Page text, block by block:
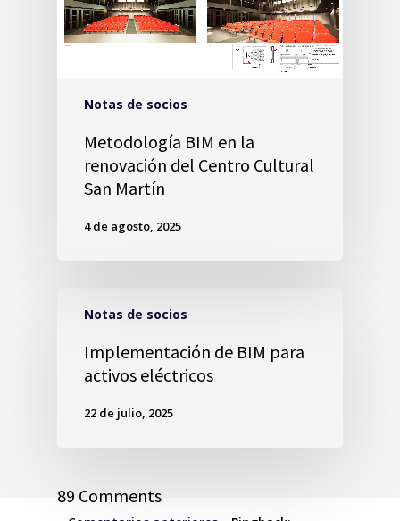
Notas de socios
Metodología BIM en la
renovación del Centro Cultural
San Martín
4 de agosto, 2025
Notas de socios
Implementación de BIM para
activos eléctricos
22 de julio, 2025
89 Comments